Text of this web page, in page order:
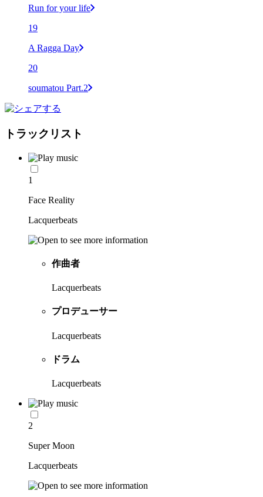
Run for your life
19
A Ragga Day
20
soumatou Part.2
トラックリスト
1
Face Reality
Lacquerbeats
作曲者
Lacquerbeats
プロデューサー
Lacquerbeats
ドラム
Lacquerbeats
2
Super Moon
Lacquerbeats